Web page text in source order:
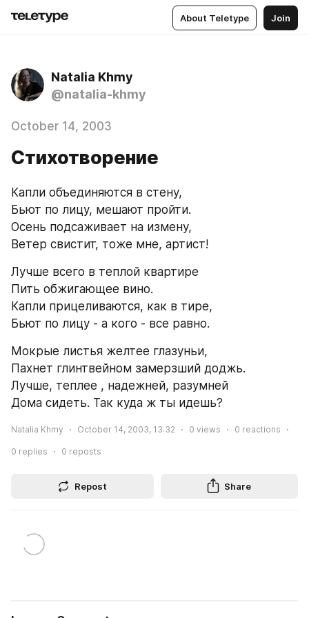
About Teletype Join
Natalia Khmy
@natalia-khmy
October 14, 2003
Стихотворение
Капли объединяются в стену,
Бьют по лицу, мешают пройти.
Осень подсаживает на измену,
Ветер свистит, тоже мне, артист!
Лучше всего в теплой квартире
Пить обжигающее вино.
Капли прицеливаются, как в тире,
Бьют по лицу - а кого - все равно.
Мокрые листья желтее глазуньи,
Пахнет глинтвейном замерзший доджь.
Лучше, теплее , надежней, разумней
Дома сидеть. Так куда ж ты идешь?
Natalia Khmy October 14, 2003, 13:32 0 views 0 reactions
0 replies 0 reposts
Repost Share